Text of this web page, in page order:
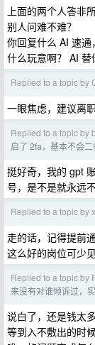
上面的两个人答非
别人问难不难？
你回复什么 AI 速通
什么玩意啊？ AI 替
Replied to a topic by
一眼焦虑，建议离职
Replied to a topic by
启了 2fa，基本不会
挺好奇，我的 gpt
号，是不是就永远
Replied to a topic by
走的话，记得提前
这么好的岗位可少
Replied to a topic by
来没有对谁倾诉过，
说白了，还是钱太多
等到入不敷出的时